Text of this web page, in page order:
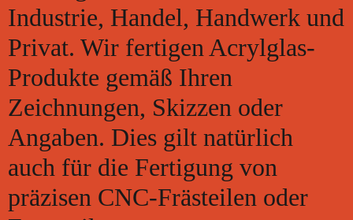
Industrie, Handel, Handwerk und
Privat. Wir fertigen Acrylglas-
Produkte gemäß Ihren
Zeichnungen, Skizzen oder
Angaben. Dies gilt natürlich
auch für die Fertigung von
präzisen CNC-Frästeilen oder